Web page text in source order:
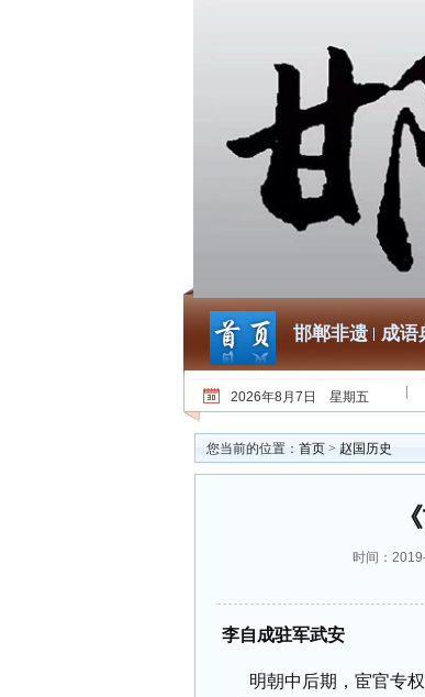
邯郸非遗 成语
2026年8月7日 星期五
您当前的位置： 首页 > 赵国历史
时间：
李自成驻军武安
明朝中后期，宦官专